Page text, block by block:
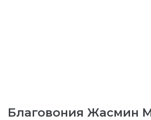
Благовония Жасмин